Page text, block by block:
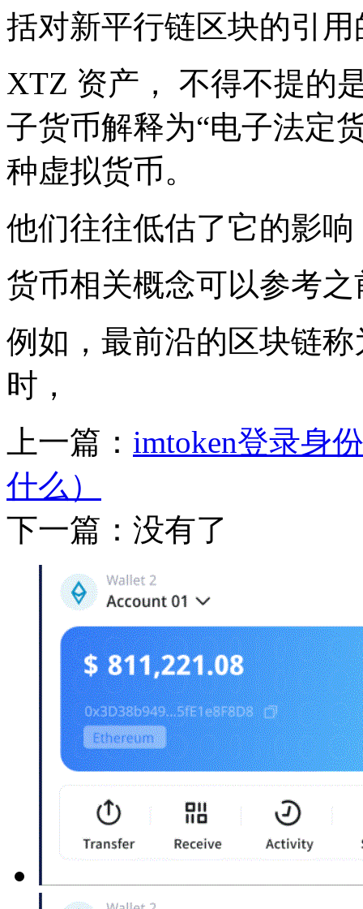
括对新平行链区块的引
XTZ 资产， 不得不提的
子货币解释为“电子法定
种虚拟货币。
他们往往低估了它的影响
货币相关概念可以参考
例如，最前沿的区块链
时，
上一篇： imtoken登录身
什么）
下一篇：没有了